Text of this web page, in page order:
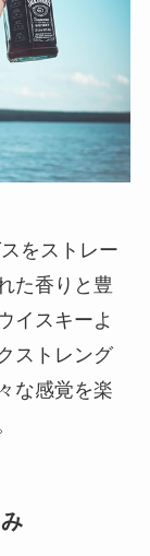
をストレー
た香りと豊
イスキーよ
ストレング
な感覚を楽